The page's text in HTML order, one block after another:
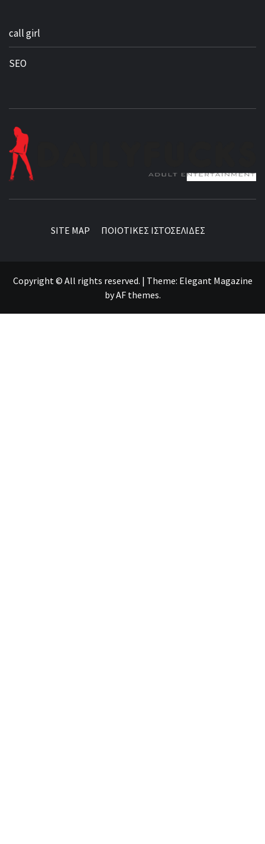
call girl
SEO
SITE MAP ΠΟΙΟΤΙΚΕΣ ΙΣΤΟΣΕΛΙΔΕΣ
Copyright © All rights reserved. | Theme: Elegant Magazine
byAF themes.